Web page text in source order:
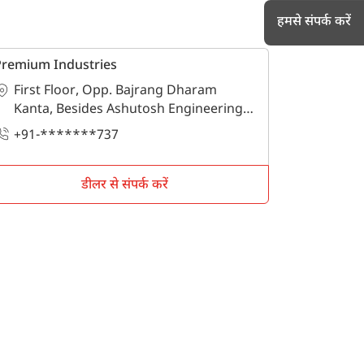
Industries
First Floor, Opp. Bajrang Dharam
Kanta, Besides Ashutosh Engineering, ,
रायपुर, छत्तीसगढ - 492099
+91-*******737
डीलर से संपर्क करें
हमसे संपर्क करें